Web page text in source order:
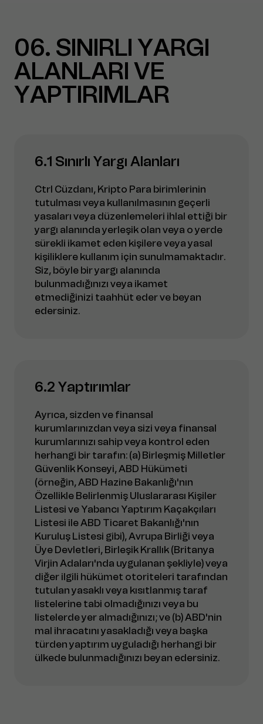
06 SINIRLI YARGI
ALANLARI VE
YAPTIRIMLAR
6.1 Sınırlı Yargı Alanları
Ctrl Cüzdanı, Kripto Para birimlerinin
tutulması veya kullanılmasının geçerli
yasaları veya düzenlemeleri ihlal ettiği bir
yargı alanında yerleşik olan veya o yerde
sürekli ikamet eden kişilere veya yasal
kişiliklere kullanım için sunulmamaktadır.
Siz, böyle bir yargı alanında
bulunmadığınızı veya ikamet
etmediğinizi taahhüt eder ve beyan
edersiniz.
6.2 Yaptırımlar
Ayrıca, sizden ve finansal
kurumlarınızdan veya sizi veya finansal
kurumlarınızı sahip veya kontrol eden
herhangi bir tarafın: (a) Birleşmiş Milletler
Güvenlik Konseyi, ABD Hükümeti
(örneğin, ABD Hazine Bakanlığı'nın
Özellikle Belirlenmiş Uluslararası Kişiler
Listesi ve Yabancı Yaptırım Kaçakçıları
Listesi ile ABD Ticaret Bakanlığı'nın
Kuruluş Listesi gibi), Avrupa Birliği veya
Üye Devletleri, Birleşik Krallık (Britanya
Virjin Adaları'nda uygulanan şekliyle) veya
diğer ilgili hükümet otoriteleri tarafından
tutulan yasaklı veya kısıtlanmış taraf
listelerine tabi olmadığınızı veya bu
listelerde yer almadığınızı; ve (b) ABD'nin
mal ihracatını yasakladığı veya başka
türden yaptırım uyguladığı herhangi bir
ülkede bulunmadığınızı beyan edersiniz.